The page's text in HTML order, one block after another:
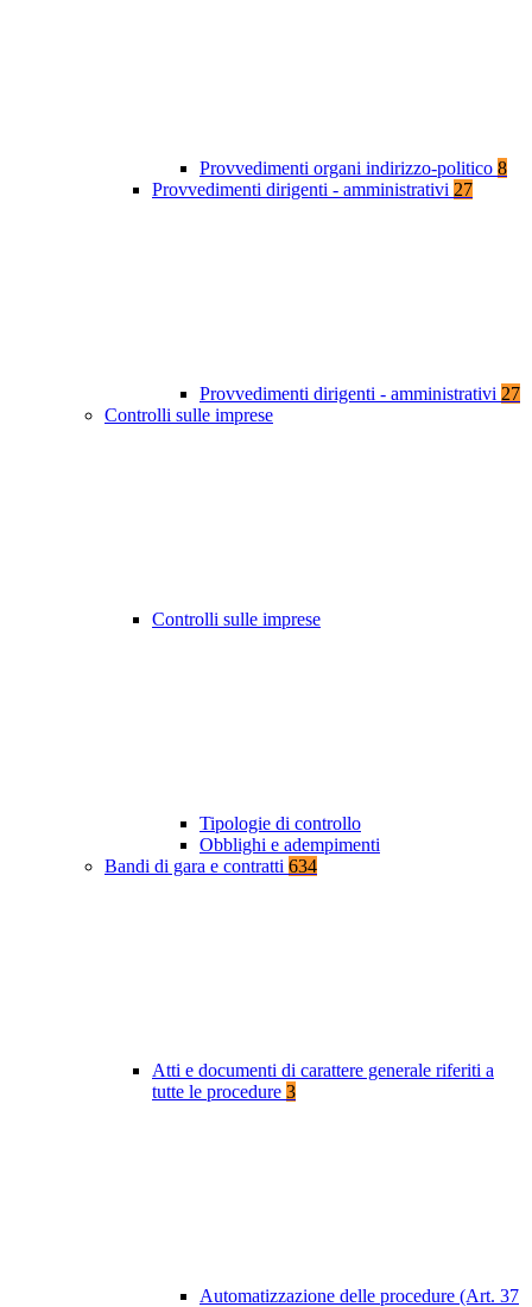
Provvedimenti organi indirizzo-politico 8
Provvedimenti dirigenti - amministrativi 27
Provvedimenti dirigenti - amministrativi 27
Controlli sulle imprese
Controlli sulle imprese
Tipologie di controllo
Obblighi e adempimenti
Bandi di gara e contratti 634
Atti e documenti di carattere generale riferiti a
tutte le procedure 3
Automatizzazione delle procedure (Art. 37